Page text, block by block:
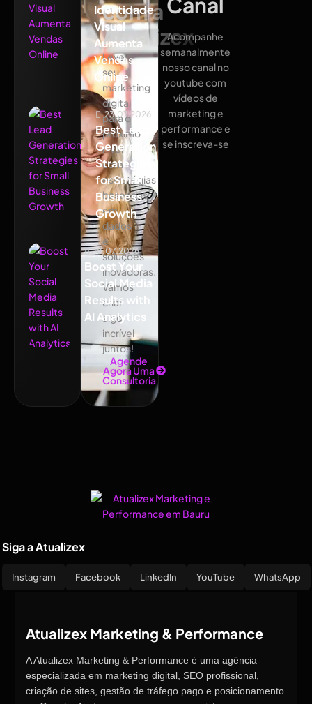
Identidade
Visual
Aumenta
Vendas
Online
23.07.2026
Best Lead
Generation
Strategies
for Small
Business
Growth
18.07.2026
Boost Your
Social Media
Results with
AI Analytics
com a
Atualizex
Leve
seu
marketing
digital
para o
próximo
nível
com
estratégias
baseadas
em
dados
e
soluções
inovadoras.
Vamos
criar
algo
incrível
juntos!
Agende
Agora Uma
Consultoria
Acompanhe
semanalmente
nosso canal no
youtube com
vídeos de
marketing e
performance e
se inscreva-se
Siga a Atualizex
Instagram Facebook LinkedIn YouTube WhatsApp
Atualizex Marketing & Performance
A Atualizex Marketing & Performance é uma agência
especializada em marketing digital, SEO profissional,
criação de sites, gestão de tráfego pago e posicionamento